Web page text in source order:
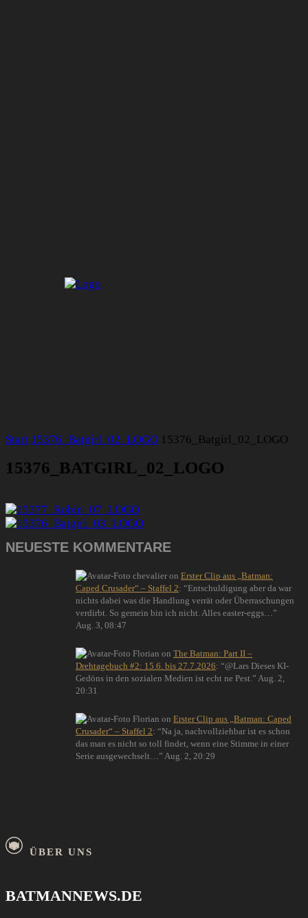
Start 15376_Batgirl_02_LOGO 15376_Batgirl_02_LOGO
15376_BATGIRL_02_LOGO
NEUESTE KOMMENTARE
chevalier on Erster Clip aus „Batman:
Caped Crusader“ – Staffel 2: “Entschuldigung aber da war
nichts dabei was die Handlung verrät oder Überraschungen
verdirbt. So gemein bin ich nicht. Alles easter-eggs… ”
Aug. 3, 08:47
Florian on The Batman: Part II –
Drehtagebuch #2: 15.6. bis 27.7.2026: “@Lars Dieses KI-
Gedöns in den sozialen Medien ist echt ne Pest. ” Aug. 2,
20:31
Florian on Erster Clip aus „Batman: Caped
Crusader“ – Staffel 2: “Na ja, nachvollziehbar ist es schon
das man es nicht so toll findet, wenn eine Stimme in einer
Serie ausgewechselt… ” Aug. 2, 20:29
ÜBER UNS
BATMANNEWS.DE